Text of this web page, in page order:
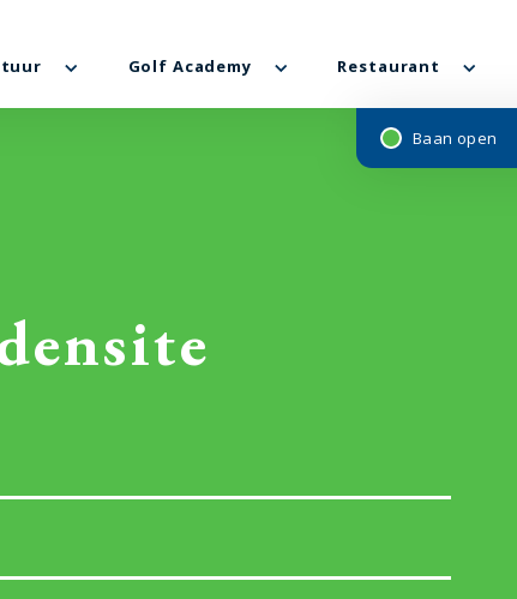
Golf Academy Restaurant
Baan open